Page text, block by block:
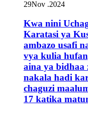
29Nov .2024
Kwa nini
Karatasi ya
ambazo usafi
vya kulia
aina ya bidhaa
nakala hadi
chaguzi
17 katika